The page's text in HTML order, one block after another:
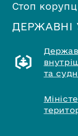
Стоп
ДЕРЖАВНІ
та